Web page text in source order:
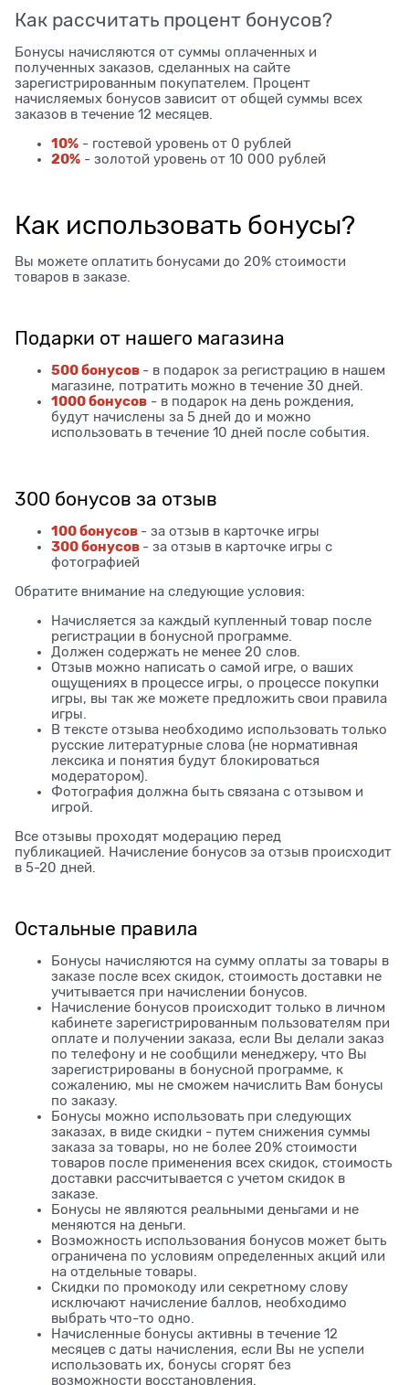
Как рассчитать процент бонусов?
Бонусы начисляются от суммы оплаченных и
полученных заказов, сделанных на сайте
зарегистрированным покупателем. Процент
начисляемых бонусов зависит от общей суммы всех
заказов в течение 12 месяцев.
10% - гостевой уровень от 0 рублей
20% - золотой уровень от 10 000 рублей
Как использовать бонусы?
Вы можете оплатить бонусами до 20% стоимости
товаров в заказе.
Подарки от нашего магазина
500 бонусов - в подарок за регистрацию в нашем
магазине, потратить можно в течение 30 дней.
1000 бонусов - в подарок на день рождения,
будут начислены за 5 дней до и можно
использовать в течение 10 дней после события.
300 бонусов за отзыв
100 бонусов - за отзыв в карточке игры
300 бонусов - за отзыв в карточке игры с
фотографией
Обратите внимание на следующие условия:
Начисляется за каждый купленный товар после
регистрации в бонусной программе.
Должен содержать не менее 20 слов.
Отзыв можно написать о самой игре, о ваших
ощущениях в процессе игры, о процессе покупки
игры, вы так же можете предложить свои правила
игры.
В тексте отзыва необходимо использовать только
русские литературные слова (не нормативная
лексика и понятия будут блокироваться
модератором).
Фотография должна быть связана с отзывом и
игрой.
Все отзывы проходят модерацию перед
публикацией. Начисление бонусов за отзыв происходит
в 5-20 дней.
Остальные правила
Бонусы начисляются на сумму оплаты за товары в
заказе после всех скидок, стоимость доставки не
учитывается при начислении бонусов.
Начисление бонусов происходит только в личном
кабинете зарегистрированным пользователям при
оплате и получении заказа, если Вы делали заказ
по телефону и не сообщили менеджеру, что Вы
зарегистрированы в бонусной программе, к
сожалению, мы не сможем начислить Вам бонусы
по заказу.
Бонусы можно использовать при следующих
заказах, в виде скидки - путем снижения суммы
заказа за товары, но не более 20% стоимости
товаров после применения всех скидок, стоимость
доставки рассчитывается с учетом скидок в
заказе.
Бонусы не являются реальными деньгами и не
меняются на деньги.
Возможность использования бонусов может быть
ограничена по условиям определенных акций или
на отдельные товары.
Скидки по промокоду или секретному слову
исключают начисление баллов, необходимо
выбрать что-то одно.
Начисленные бонусы активны в течение 12
месяцев с даты начисления, если Вы не успели
использовать их, бонусы сгорят без
возможности восстановления.